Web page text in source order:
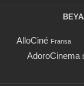
AlloCiné Fransa
AdoroCinema